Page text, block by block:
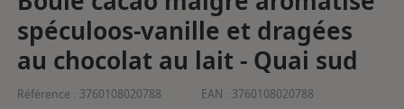
spéculoos-vanille et dragées
au chocolat au lait - Quai sud
Référence : 3760108020788 EAN : 3760108020788